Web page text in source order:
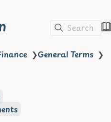
Search
❯General Terms ❯